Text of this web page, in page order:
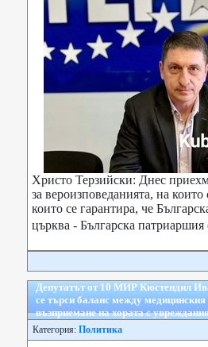
Христо Терзийски: Днес
за вероизповеданията, на
които се гарантира, че
църква - Българска
Депутатът от 10 МИР Кюстендил
се търси баланс между
възприемане на хората с
Категория: Политика